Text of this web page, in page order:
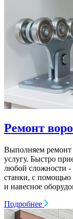
Ремонт
Выполняем ремонт
услугу. Быстро
любой сложности
станки, с помощью
и навесное
Подробнее